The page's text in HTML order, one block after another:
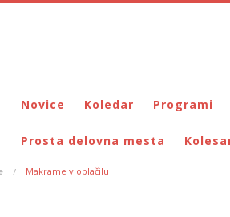
Novice Koledar Programi
Bralna značka
Eko programi
Prosta delovna mesta
Makrame v oblačilu